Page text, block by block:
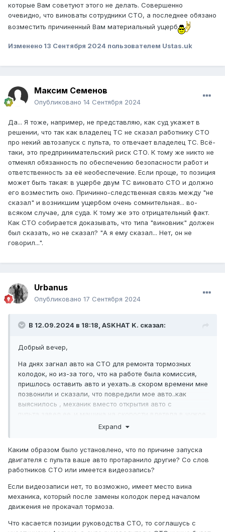
которые Вам советуют этого не делать. Совершенно
очевидно, что виноваты сотрудники СТО, а последнее обязано
возместить причиненный Вам материальный ущерб
Изменено 13 Сентября 2024 пользователем Ustas.uk
Максим Семенов
Опубликовано 14 Сентября 2024
Да... Я тоже, например, не представляю, как суд укажет в
решении, что так как владелец ТС не сказал работнику СТО
про некий автозапуск с пульта, то отвечает владелец ТС. Всё-
таки, это предпринимательский риск СТО. К тому же никто не
отменял обязанность по обеспечению безопасности работ и
ответственность за её необеспечение. Если проще, то позиция
может быть такая: в ущербе двум ТС виновато СТО и должно
его возместить оно. Причинно-следственная связь между "не
сказал" и возникшим ущербом очень сомнительная... во-
всяком случае, для суда. К тому же это отрицательный факт.
Как СТО собирается доказывать, что типа "виновник" должен
был сказать, но не сказал? "А я ему сказал... Нет, он не
говорил...".
Urbanus
Опубликовано 17 Сентября 2024
В 12.09.2024 в 18:18, ASKHAT K. сказал:
Добрый вечер,
На днях загнал авто на СТО для ремонта тормозных
колодок, но из-за того, что на работе была комиссия,
пришлось оставить авто и уехать..в скором времени мне
позвонили и сказали, что повредили мое авто..как
выяснилось , механик вместо открытия авто с
авто..в итоге,вся правая сторона очень сильно
на пульте есть автозапуск.
Ущерб оценили в 400тыс один костоправ, а другой в
Заявление Я написал..но юристы, с которыми
советовался говорят, что смысла нет от заявления.
Expand
Каким образом было установлено, что по причине запуска
двигателя с пульта ваше авто протаранило другие? Со слов
работников СТО или имеется видеозапись?
Если видеозаписи нет, то возможно, имеет место вина
механика, который после замены колодок перед началом
движения не прокачал тормоза.
Что касается позиции руководства СТО, то соглашусь с